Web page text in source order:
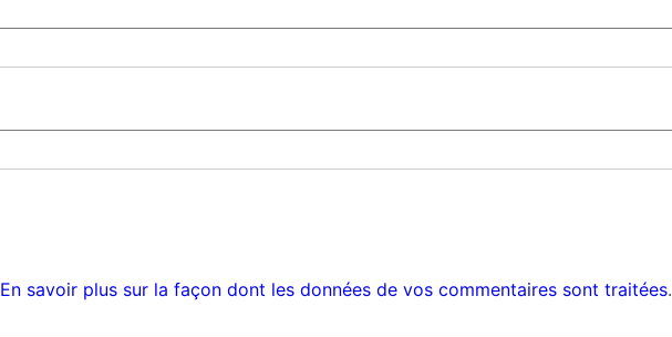
En savoir plus sur la façon dont les données de vos commentaires sont traitées.